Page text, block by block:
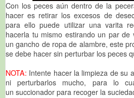
Con los peces aún dentro de la
hacer es retirar los excesos de
para ello puede utilizar una varita
hacerla tu mismo estirando un par de
un gancho de ropa de alambre, este
se debe hacer sin perturbar los peces
NOTA: Intente hacer la limpieza de su
ni perturbarlos mucho, para lo
un succionador para recoger la